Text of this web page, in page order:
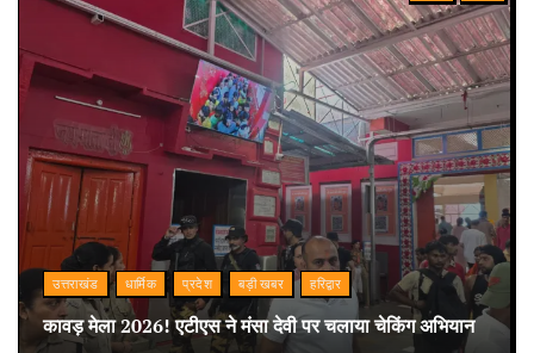
उत्तराखंड धार्मिक प्रदेश बड़ी खबर हरिद्वार
कावड़ मेला 2026! एटीएस ने मंसा देवी पर चलाया चेकिंग अभियान